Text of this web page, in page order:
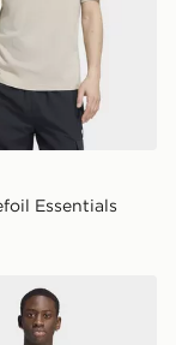
Essentials
shirt Trefoil